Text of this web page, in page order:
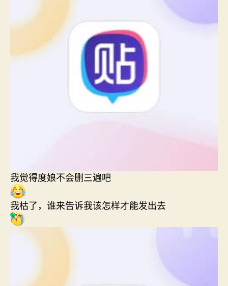
我觉得度娘不会删三遍吧
我枯了，谁来告诉我该怎样才能发出去